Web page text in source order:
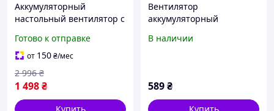
Аккумуляторный
настольный вентилятор с
LED лампой на 5
скоростей портативный
вентилятор для дома и
кемпинга
Готово к отправке
от 150₴/мес
1 498₴
2 996 ₴
Вентилятор
аккумуляторный
FA1 с LED лампой и
вентилятор для кемпинга
В наличии
589₴